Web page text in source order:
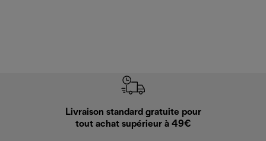
Livraison standard gratuite pour
tout achat supérieur à 49€